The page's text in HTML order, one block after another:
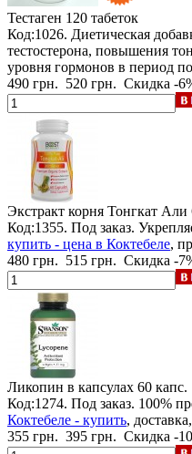
Тестаген 120 табеток
Код:1026. Диетическая
тестостерона, повышения
уровня гормонов в период
490 грн. 520 грн. Скидка -
Экстракт корня Тонгкат Али
Код:1355. Под заказ.
купить - цена в Коктебеле,
480 грн. 515 грн. Скидка -
Ликопин в капсулах 60 капс.
Код:1274. Под заказ. 100%
Коктебеле - купить,
355 грн. 395 грн. Скидка -